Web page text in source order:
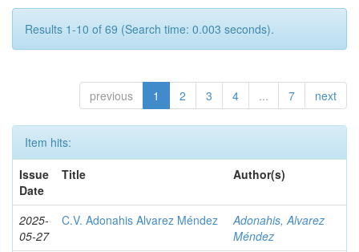
Results 1-10 of 69 (Search time: 0.003 seconds).
previous 1 2 3 4 ... 7 next
Item hits:
Issue
Date
Title Author(s)
2025-
05-27
C.V. Adonahis Alvarez Méndez
Adonahis, Alvarez
Méndez